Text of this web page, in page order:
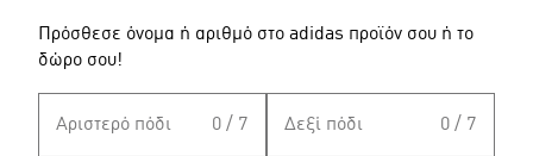
Πρόσθεσε όνομα ή αριθμό στο adidas προϊόν σου ή το
δώρο σου!
Αριστερό πόδι 0 / 7 Δεξί πόδι 0 / 7